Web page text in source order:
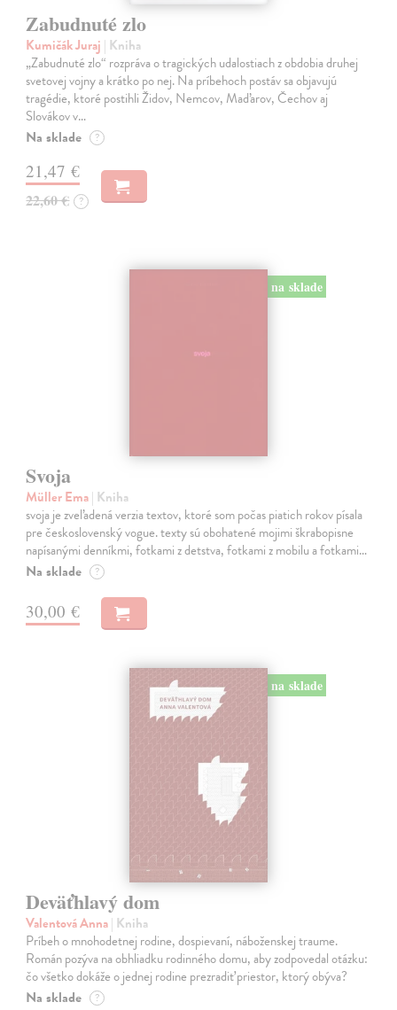
Zabudnuté zlo
Kumičák Juraj | Kniha
„Zabudnuté zlo“ rozpráva o tragických udalostiach z obdobia druhej
svetovej vojny a krátko po nej. Na príbehoch postáv sa objavujú
tragédie, ktoré postihli Židov, Nemcov, Maďarov, Čechov aj
Slovákov v…
Na sklade ?
21,47 €
22,60 € ?
na sklade
Svoja
Müller Ema| Kniha
svoja je zveľadená verzia textov, ktoré som počas piatich rokov písala
pre československý vogue. texty sú obohatené mojimi škrabopisne
napísanými denníkmi, fotkami z detstva, fotkami z mobilu a fotkami…
Na sklade ?
30,00 €
na sklade
Deväťhlavý dom
Valentová Anna| Kniha
Príbeh o mnohodetnej rodine, dospievaní, náboženskej traume.
Román pozýva na obhliadku rodinného domu, aby zodpovedal otázku:
čo všetko dokáže o jednej rodine prezradiť priestor, ktorý obýva?
Na sklade ?